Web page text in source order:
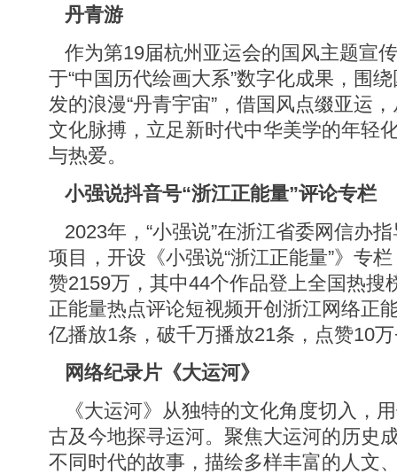
丹青游
作为第19届杭州亚运会的国风主题宣
于“中国历代绘画大系”数字化成果，围
发的浪漫“丹青宇宙”，借国风点缀亚运
文化脉搏，立足新时代中华美学的年轻
与热爱。
小强说抖音号“浙江正能量”评论专栏
2023年，“小强说”在浙江省委网信办
项目，开设《小强说“浙江正能量”》专
赞2159万，其中44个作品登上全国热搜
正能量热点评论短视频开创浙江网络正
亿播放1条，破千万播放21条，点赞10
网络纪录片《大运河》
《大运河》从独特的文化角度切入，
古及今地探寻运河。聚焦大运河的历史
不同时代的故事，描绘多样丰富的人文